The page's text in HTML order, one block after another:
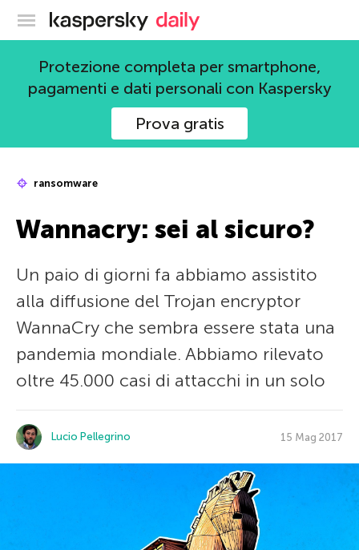
Blog ufficiale di Kaspersky
Protezione completa per smartphone,
pagamenti e dati personali con Kaspersky
Prova gratis
ransomware
Wannacry: sei al sicuro?
Un paio di giorni fa abbiamo assistito
alla diffusione del Trojan encryptor
WannaCry che sembra essere stata una
pandemia mondiale. Abbiamo rilevato
oltre 45.000 casi di attacchi in un solo
Lucio Pellegrino 15 Mag 2017